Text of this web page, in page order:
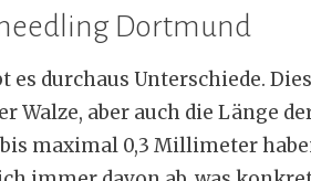
Dortmund
es durchaus Unterschiede.
Walze, aber auch die Länge
maximal 0,3 Millimeter